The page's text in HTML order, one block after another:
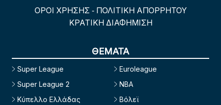
ΟΡΟΙ ΧΡΗΣΗΣ - ΠΟΛΙΤΙΚΗ ΑΠΟΡΡΗΤΟΥ
ΚΡΑΤΙΚΗ ΔΙΑΦΗΜΙΣΗ
ΘΕΜΑΤΑ
Super League
Super League 2
Κύπελλο Ελλάδας
Euroleague
NBA
Βόλεϊ